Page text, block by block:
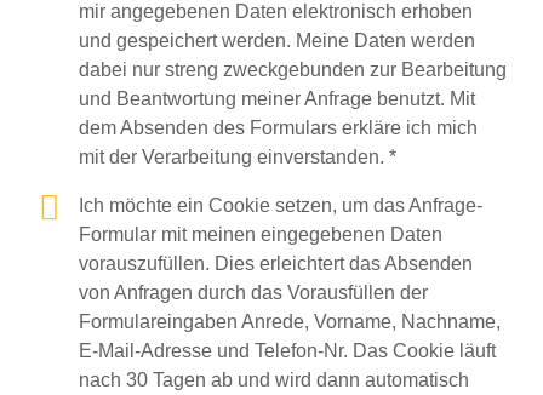
mir angegebenen Daten elektronisch erhoben
und gespeichert werden. Meine Daten werden
dabei nur streng zweckgebunden zur Bearbeitung
und Beantwortung meiner Anfrage benutzt. Mit
dem Absenden des Formulars erkläre ich mich
mit der Verarbeitung einverstanden. *
Ich möchte ein Cookie setzen, um das Anfrage-
Formular mit meinen eingegebenen Daten
vorauszufüllen. Dies erleichtert das Absenden
von Anfragen durch das Vorausfüllen der
Formulareingaben Anrede, Vorname, Nachname,
E-Mail-Adresse und Telefon-Nr. Das Cookie läuft
nach 30 Tagen ab und wird dann automatisch